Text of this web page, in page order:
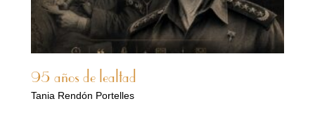
95 años de lealtad
Tania Rendón Portelles